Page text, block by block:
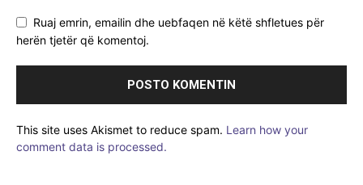
Ruaj emrin, emailin dhe uebfaqen në këtë shfletues për
herën tjetër që komentoj.
This site uses Akismet to reduce spam. Learn how your
comment data is processed.